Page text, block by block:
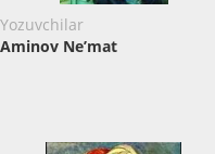
Yozuvchilar
Aminov Ne’mat